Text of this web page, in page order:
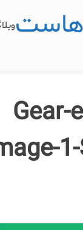
Gear-